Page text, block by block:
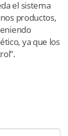
el sistema
productos,
ya que los